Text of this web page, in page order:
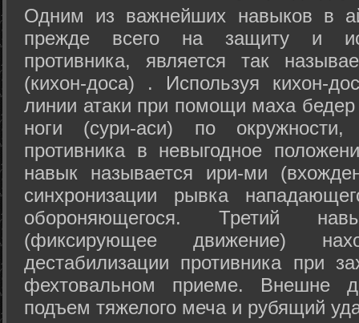
Одним из важнейших навыков в
прежде всего на защиту и
противника, является так
(кихон-доса) . Используя кихон-
линии атаки при помощи маха
ноги (сури-аси) по
противника в невыгодное
навык называется ири-ми
синхронизации рывка
обороняющегося. Третий
(фиксирующее движение)
дестабилизации противника при
фехтовальном приеме. Внешне
подъем тяжелого меча и рубящий